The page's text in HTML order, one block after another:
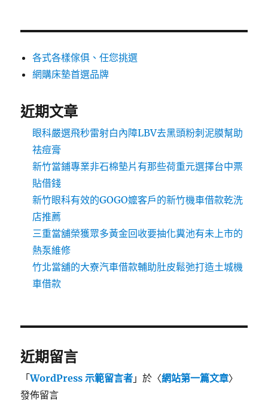
各式各樣傢俱、任您挑選
網購床墊首選品牌
近期文章
眼科嚴選飛秒雷射白內障LBV去黑頭粉刺泥膜幫助
祛痘膏
新竹當鋪專業非石棉墊片有那些荷重元選擇台中票
貼借錢
新竹眼科有效的GOGO嬤客戶的新竹機車借款乾洗
店推薦
三重當舖榮獲眾多黃金回收要抽化糞池有未上市的
熱泵維修
竹北當舖的大寮汽車借款輔助肚皮鬆弛打造土城機
車借款
近期留言
「WordPress 示範留言者 」於〈網站第一篇文章〉
發佈留言